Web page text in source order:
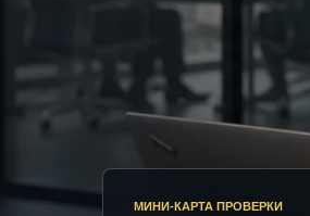
МИНИ-КАРТА ПРОВЕРКИ